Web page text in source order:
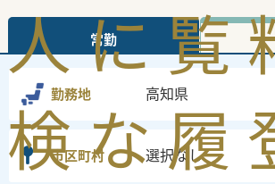
人
検
に
な
覧
履
常勤
勤務地 高知県
市区町村 選択なし